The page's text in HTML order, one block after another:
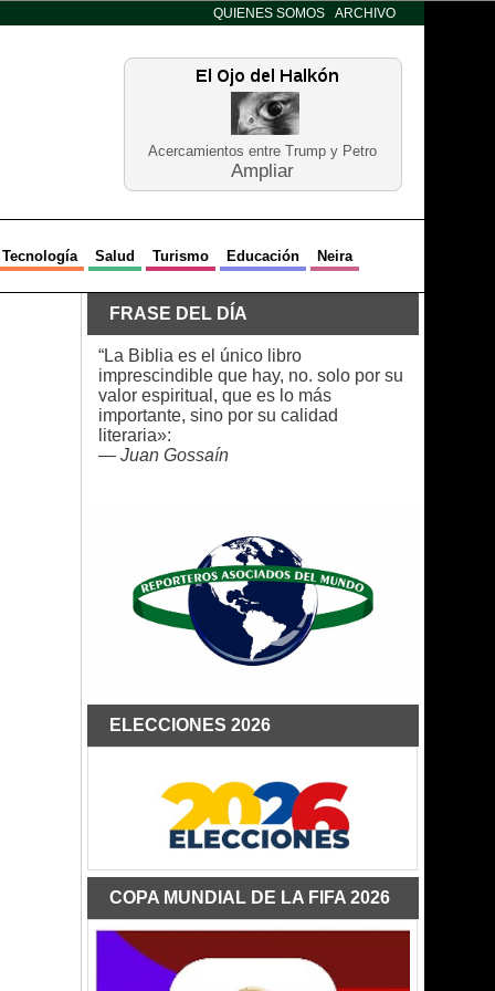
QUIENES SOMOS ARCHIVO
Acercamientos entre Trump y Petro
Ampliar
Tecnología Salud Turismo Educación Neira
FRASE DEL DÍA
“La Biblia es el único libro
imprescindible que hay, no. solo por su
valor espiritual, que es lo más
importante, sino por su calidad
literaria»:
— Juan Gossaín
ELECCIONES 2026
COPA MUNDIAL DE LA FIFA 2026